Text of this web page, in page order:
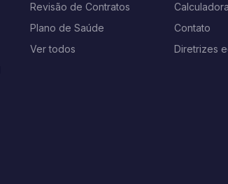
Revisão de Contratos
Plano de Saúde
Ver todos
Contato
Diretrizes